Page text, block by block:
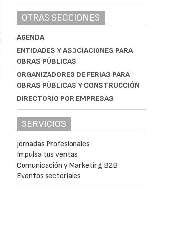
OTRAS SECCIONES
AGENDA
ENTIDADES Y ASOCIACIONES PARA
OBRAS PÚBLICAS
ORGANIZADORES DE FERIAS PARA
OBRAS PÚBLICAS Y CONSTRUCCIÓN
DIRECTORIO POR EMPRESAS
SERVICIOS
Jornadas Profesionales
Impulsa tus ventas
Comunicación y Marketing B2B
Eventos sectoriales